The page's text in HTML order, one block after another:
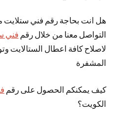
هل انت بحاجة رقم فني ستلايت
التواصل معنا من خلال رقم فني
لاصلاح كافة اعطال الستالايت
المشفرة
كيف يمكنكم الحصول على رقم
الكويت؟